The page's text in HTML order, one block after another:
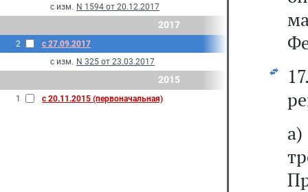
с изм. N 1594 от 20.12.2017
2017
2
с 27.09.2017
с изм. N 325 от 23.03.2017
2015
1 с 20.11.2015 (первоначальная)